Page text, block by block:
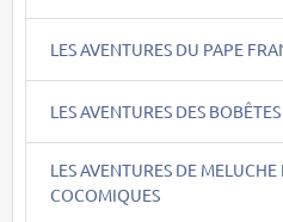
LES AVENTURES DU PAPE
LES AVENTURES DES BOBÊTES
LES AVENTURES DE MELUCHE
COCOMIQUES